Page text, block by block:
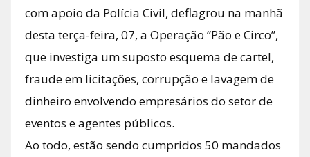
com apoio da Polícia Civil, deflagrou na manhã
desta terça-feira, 07, a Operação “Pão e Circo”,
que investiga um suposto esquema de cartel,
fraude em licitações, corrupção e lavagem de
dinheiro envolvendo empresários do setor de
eventos e agentes públicos.
Ao todo, estão sendo cumpridos 50 mandados